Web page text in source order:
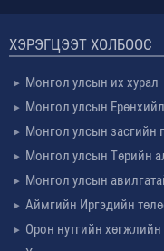
ХЭРЭГЦЭЭТ ХОЛБООС
Монгол улсын их хурал
Монгол улсын
Монгол улсын засгийн
Монгол улсын Төрийн
Монгол улсын
Аймгийн Иргэдийн
Орон нутгийн хөгжлийн